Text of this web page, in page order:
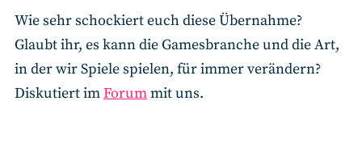
Wie sehr schockiert euch diese Übernahme?
Glaubt ihr, es kann die Gamesbranche und die Art,
in der wir Spiele spielen, für immer verändern?
Diskutiert imForummit uns.